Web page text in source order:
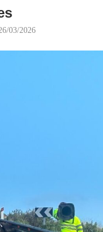
03/2026